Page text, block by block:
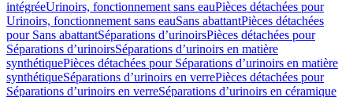
intégréeUrinoirs, fonctionnement sans eauPièces détachées pour
Urinoirs, fonctionnement sans eauSans abattantPièces détachées
pour Sans abattantSéparations d’urinoirsPièces détachées pour
Séparations d’urinoirsSéparations d’urinoirs en matière
synthétiquePièces détachées pour Séparations d’urinoirs en matière
synthétiqueSéparations d’urinoirs en verrePièces détachées pour
Séparations d’urinoirs en verreSéparations d’urinoirs en céramique